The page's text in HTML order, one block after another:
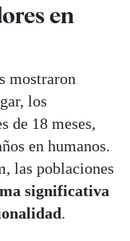
en
mostraron
los
de 18 meses,
en humanos.
las poblaciones
significativa
.